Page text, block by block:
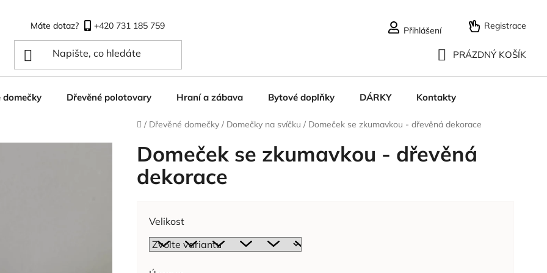
+420 731 185 759 Přihlášení Registrace
KOŠÍK
PRÁZDNÝ KOŠÍK
domečky Dřevěné polotovary Hraní a zábava Bytové doplňky DÁRKY Kontakty
Domů
/ Dřevěné domečky / Domečky na svíčku / Domeček se zkumavkou - dřevěná dekorace
Domeček se zkumavkou - dřevěná
dekorace
Velikost